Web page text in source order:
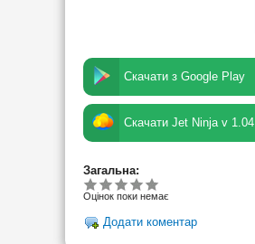
Скачати з Google Play
Скачати Jet Ninja v 1.04
Загальна:
Оцінок поки немає
Додати коментар